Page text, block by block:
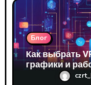
и
с
я
м
Блог
Как выбрать
графики и
решений